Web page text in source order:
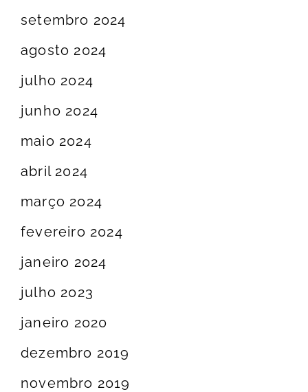
setembro 2024
agosto 2024
julho 2024
junho 2024
maio 2024
abril 2024
março 2024
fevereiro 2024
janeiro 2024
julho 2023
janeiro 2020
dezembro 2019
novembro 2019